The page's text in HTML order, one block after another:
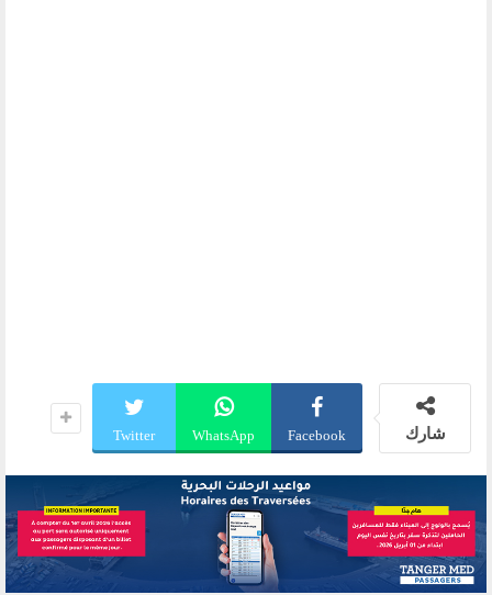
شارك Facebook
WhatsApp
Twitter